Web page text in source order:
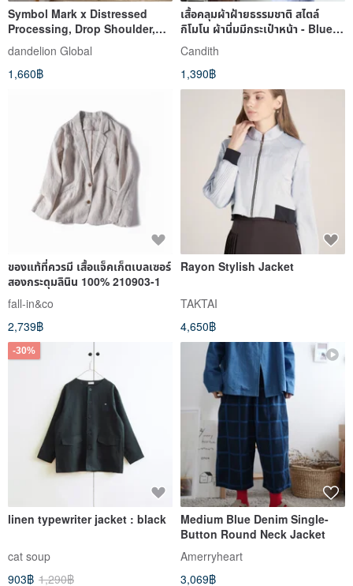
Symbol Mark x Distressed
Processing, Drop Shoulder,
ZIP Hoodie Parka Jacket,
Black, d-tmp003
dandelion Global
1,660฿
เสื้อคลุมผ้าฝ้ายธรรมชาติ สไตล์
กิโมโน ผ้านิ่มมีกระเป๋าหน้า - Blue
Stripe
Candith
1,390฿
ของแท้ที่ควรมี เสื้อแจ็คเก็ตเบลเซอร์
สองกระดุมลินิน 100% 210903-1
fall-in&co
2,739฿
Rayon Stylish Jacket
TAKTAI
4,650฿
-30%
linen typewriter jacket : black
cat soup
903฿ 1,290฿
Medium Blue Denim Single-
Button Round Neck Jacket
Amerryheart
3,069฿